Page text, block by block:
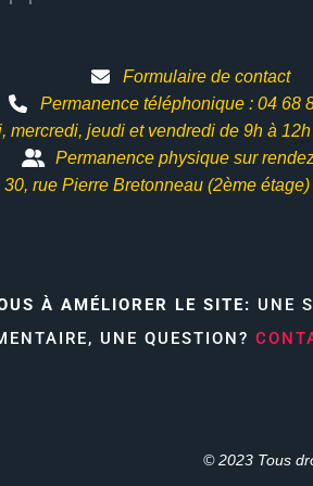
Formulaire de contact
Permanence téléphonique : 04 68
mercredi, jeudi et vendredi de 9h à
Permanence physique sur
30, rue Pierre Bretonneau (2ème
À AMÉLIORER LE SITE: UNE
UNE QUESTION?
© 2023 Tous